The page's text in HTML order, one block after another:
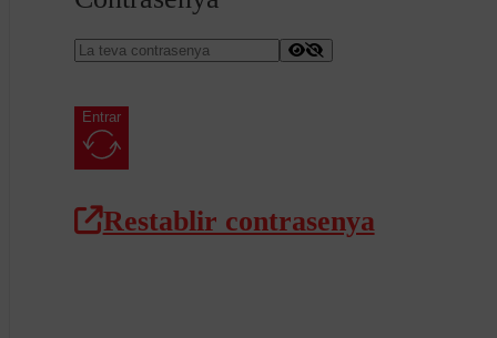
Entrar
Restablir contrasenya